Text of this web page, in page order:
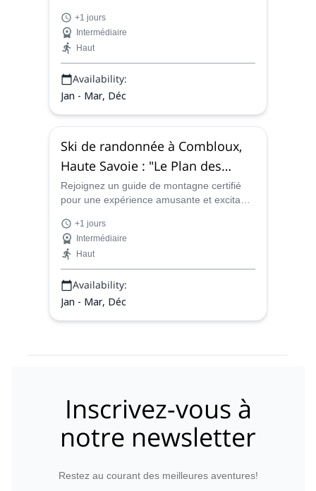
magnifique paysage de Combloux, en
France.
+1 jours
Intermédiaire
Haut
Availability:
Jan - Mar, Déc
Ski de randonnée à Combloux,
Haute Savoie : "Le Plan des
Dames".
Rejoignez un guide de montagne certifié
pour une expérience amusante et excitante
sur les terrains variés du Plan des Dames,
à Combloux, dans la région française de
Haute Savoie.
+1 jours
Intermédiaire
Haut
Availability:
Jan - Mar, Déc
Inscrivez-vous à
notre newsletter
Restez au courant des meilleures aventures!